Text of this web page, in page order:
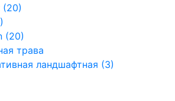
(20)
(20)
трава
ландшафтная (3)